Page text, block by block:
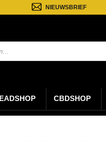
NIEUWSBRIEF
CBDSHOP